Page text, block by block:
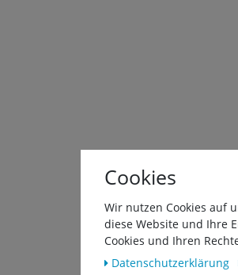
Cookies
Wir nutzen Cookies auf
diese Website und Ihre
Cookies und Ihren
Daten­schutz­erklärung